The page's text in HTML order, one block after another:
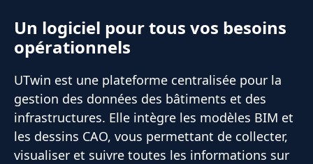
Un logiciel pour tous vos besoins
opérationnels
UTwin est une plateforme centralisée pour la
gestion des données des bâtiments et des
infrastructures. Elle intègre les modèles BIM et
les dessins CAO, vous permettant de collecter,
visualiser et suivre toutes les informations sur